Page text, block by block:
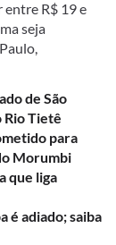
R$ 19 e
seja
de São
Rio Tietê
para
Morumbi
que liga
é adiado; saiba